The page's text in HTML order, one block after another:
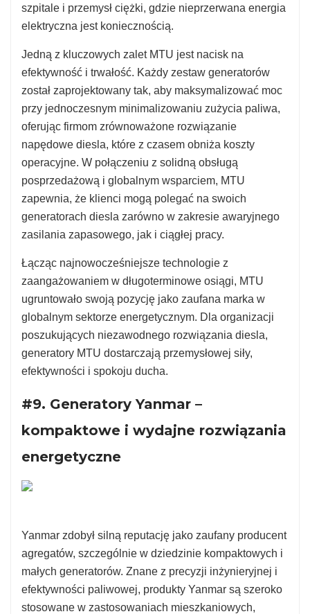
szpitale i przemysł ciężki, gdzie nieprzerwana energia
elektryczna jest koniecznością.
Jedną z kluczowych zalet MTU jest nacisk na
efektywność i trwałość. Każdy zestaw generatorów
został zaprojektowany tak, aby maksymalizować moc
przy jednoczesnym minimalizowaniu zużycia paliwa,
oferując firmom zrównoważone rozwiązanie
napędowe diesla, które z czasem obniża koszty
operacyjne. W połączeniu z solidną obsługą
posprzedażową i globalnym wsparciem, MTU
zapewnia, że klienci mogą polegać na swoich
generatorach diesla zarówno w zakresie awaryjnego
zasilania zapasowego, jak i ciągłej pracy.
Łącząc najnowocześniejsze technologie z
zaangażowaniem w długoterminowe osiągi, MTU
ugruntowało swoją pozycję jako zaufana marka w
globalnym sektorze energetycznym. Dla organizacji
poszukujących niezawodnego rozwiązania diesla,
generatory MTU dostarczają przemysłowej siły,
efektywności i spokoju ducha.
#9. Generatory Yanmar –
kompaktowe i wydajne rozwiązania
energetyczne
Yanmar zdobył silną reputację jako zaufany producent
agregatów, szczególnie w dziedzinie kompaktowych i
małych generatorów. Znane z precyzji inżynieryjnej i
efektywności paliwowej, produkty Yanmar są szeroko
stosowane w zastosowaniach mieszkaniowych,